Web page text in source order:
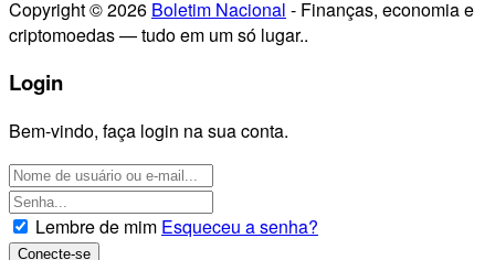
Copyright © 2026 Boletim Nacional - Finanças, economia e
criptomoedas — tudo em um só lugar..
Login
Bem-vindo, faça login na sua conta.
Lembre de mim Esqueceu a senha?